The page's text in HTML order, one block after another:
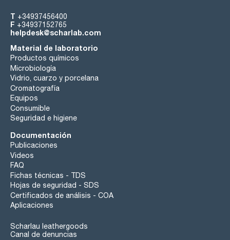
T +34937456400
F +34937152765
helpdesk@scharlab.com
Material de laboratorio
Productos químicos
Microbiología
Vidrio, cuarzo y porcelana
Cromatografía
Equipos
Consumible
Seguridad e higiene
Documentación
Publicaciones
Videos
FAQ
Fichas técnicas - TDS
Hojas de seguridad - SDS
Certificados de análisis - COA
Aplicaciones
Scharlau leathergoods
Canal de denuncias